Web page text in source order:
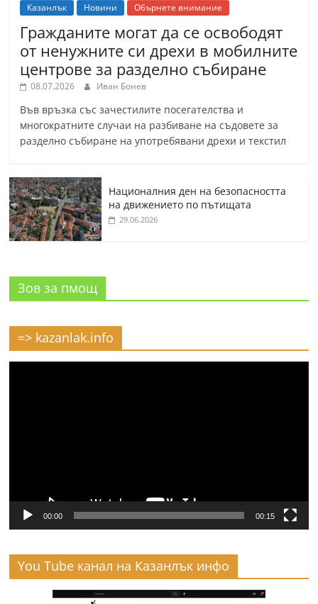
Казанлък Новини Обърнете внимание
Гражданите могат да се освободят
от ненужните си дрехи в мобилните
центрове за разделно събиране
08.07.2026 Иван Бонев
Във връзка със зачестилите посегателства и
многократните случаи на разбиване на съдовете за
разделно събиране на употребявани дрехи и текстил
Националния ден на безопасността
на движението по пътищата
29.06.2026
Зов за пмощ
=> kazanlak.info
00:00 00:15
You Tube канал на Казанлък инфо